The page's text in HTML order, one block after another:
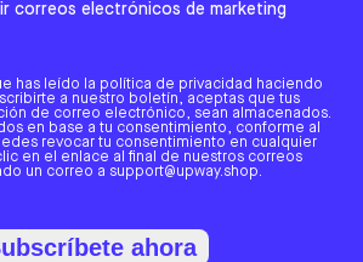
correos electrónicos de marketing
has leído la política de privacidad haciendo
a nuestro boletín, aceptas que tus
de correo electrónico, sean almacenados.
en base a tu consentimiento, conforme al
revocar tu consentimiento en cualquier
en el enlace al final de nuestros correos
un correo a support@upway.shop.
ahora